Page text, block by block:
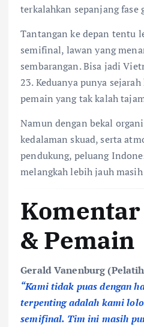
terkalahkan sepanjang fase
Tantangan ke depan tentu
semifinal, lawan yang
sembarangan. Bisa jadi
23. Keduanya punya
pemain yang tak kalah
Namun dengan bekal
kedalaman skuad, serta
pendukung, peluang
melangkah lebih jauh
& Pemain
Gerald Vanenburg
“Kami tidak puas dengan
terpenting adalah kami
semifinal. Tim ini masih